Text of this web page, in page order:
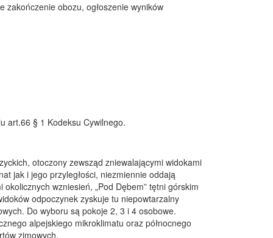
obozu, ogłoszenie wyników
art.66 § 1 Kodeksu Cywilnego.
otoczony zewsząd zniewalającymi widokami
jak i jego przyległości, niezmiennie oddają
wzniesień, „Pod Dębem” tętni górskim
odpoczynek zyskuje tu niepowtarzalny
Do wyboru są pokoje 2, 3 i 4 osobowe.
alpejskiego mikroklimatu oraz północnego
zimowych.